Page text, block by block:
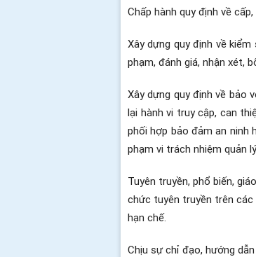
Chấp hành quy định về
Xây dựng quy định về
phạm, đánh giá, nhận xét,
Xây dựng quy định về bảo
lại hành vi truy cập, can
phối hợp bảo đảm an ninh
phạm vi trách nhiệm quản
Tuyên truyền, phổ biến,
chức tuyên truyền trên các
hạn chế.
Chịu sự chỉ đạo, hướng